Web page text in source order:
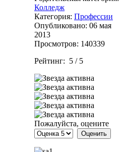
Колледж
Категория: Профессии
Опубликовано: 06 мая
2013
Просмотров: 140339
Рейтинг: 5 / 5
Пожалуйста, оцените